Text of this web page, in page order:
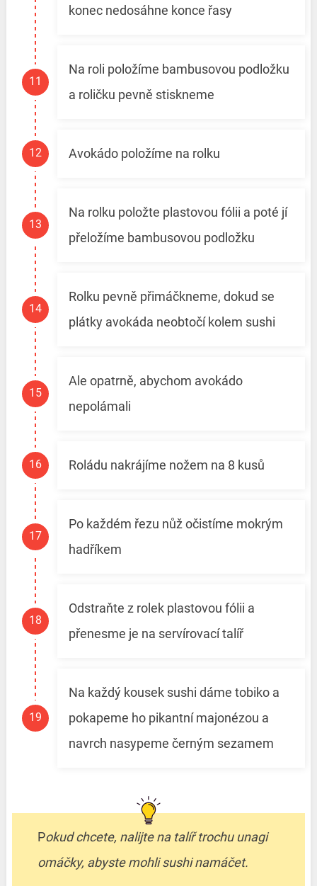
konec nedosáhne konce řasy
Na roli položíme bambusovou podložku
a roličku pevně stiskneme
Avokádo položíme na rolku
Na rolku položte plastovou fólii a poté jí
přeložíme bambusovou podložku
Rolku pevně přimáčkneme, dokud se
plátky avokáda neobtočí kolem sushi
Ale opatrně, abychom avokádo
nepolámali
Roládu nakrájíme nožem na 8 kusů
Po každém řezu nůž očistíme mokrým
hadříkem
Odstraňte z rolek plastovou fólii a
přenesme je na servírovací talíř
Na každý kousek sushi dáme tobiko a
pokapeme ho pikantní majonézou a
navrch nasypeme černým sezamem
Pokud chcete, nalijte na talíř trochu unagi
omáčky, abyste mohli sushi namáčet.